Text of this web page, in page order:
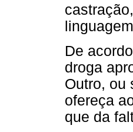
De
droga
Outro, ou
ofereça
que da